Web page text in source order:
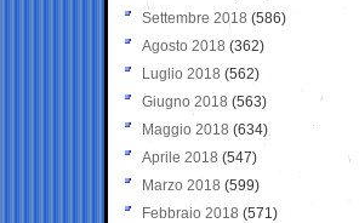
Settembre 2018 (586)
Agosto 2018 (362)
Luglio 2018 (562)
Giugno 2018 (563)
Maggio 2018 (634)
Aprile 2018 (547)
Marzo 2018 (599)
Febbraio 2018 (571)